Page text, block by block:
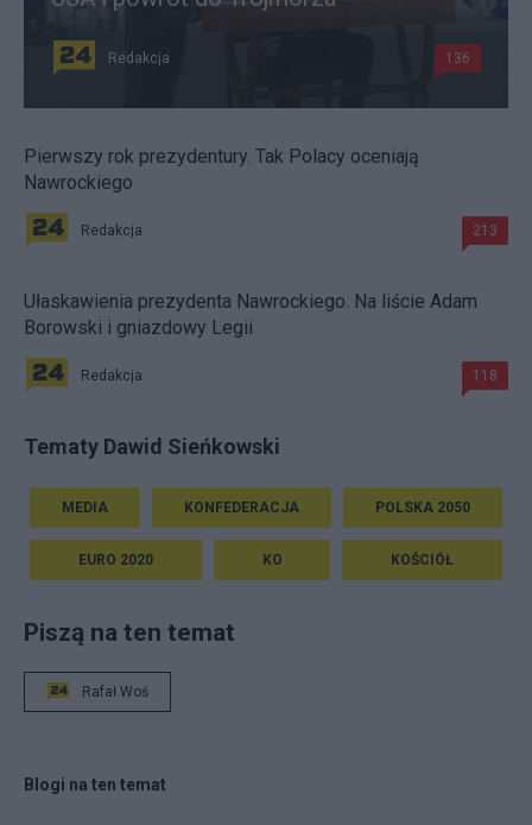
Redakcja 136
Pierwszy rok prezydentury. Tak Polacy oceniają
Nawrockiego
Redakcja 213
Ułaskawienia prezydenta Nawrockiego. Na liście Adam
Borowski i gniazdowy Legii
Redakcja 118
Tematy Dawid Sieńkowski
MEDIA KONFEDERACJA POLSKA 2050
EURO 2020 KO KOŚCIÓŁ
Piszą na ten temat
Rafał Woś
Blogi na ten temat